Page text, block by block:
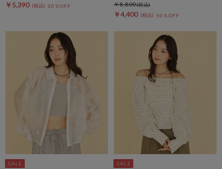
￥5,390 30％OFF
￥4,400 50％OFF
￥8,800